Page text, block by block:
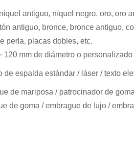
antiguo, níquel negro, oro, oro
antiguo, bronce, bronce antiguo,
perla, placas dobles, etc.
120 mm de diámetro o personalizado
de espalda estándar / láser / texto
de mariposa / patrocinador de
de goma / embrague de lujo /